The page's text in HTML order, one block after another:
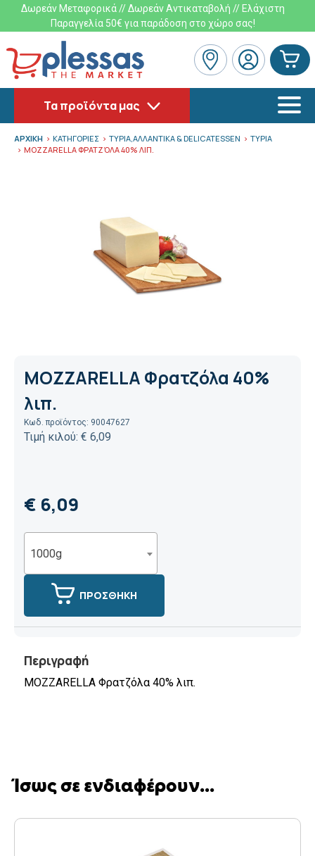
Δωρεάν Μεταφορικά // Δωρεάν Αντικαταβολή // Ελάχιστη
Παραγγελία 50€ για παράδοση στο χώρο σας!
Τα προϊόντα μας
ΑΡΧΙΚΗ ΚΑΤΗΓΟΡΙΕΣ ΤΥΡΙΑ,ΑΛΛΑΝΤΙΚΑ & DELICATESSEN
ΤΥΡΙΑ
MOZZARELLA ΦΡΑΤΖΌΛΑ 40% ΛΙΠ.
MOZZARELLA Φρατζόλα 40%
λιπ.
Κωδ. προϊόντος: 90047627
Τιμή κιλού: € 6,09
€ 6,09
1000g
ΠΡΟΣΘΗΚΗ
Περιγραφή
MOZZARELLA Φρατζόλα 40% λιπ.
Ίσως σε ενδιαφέρουν...